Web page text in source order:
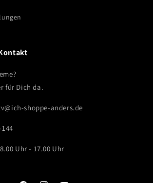
für Dich da.
shoppe-anders.de
Uhr - 17.00 Uhr